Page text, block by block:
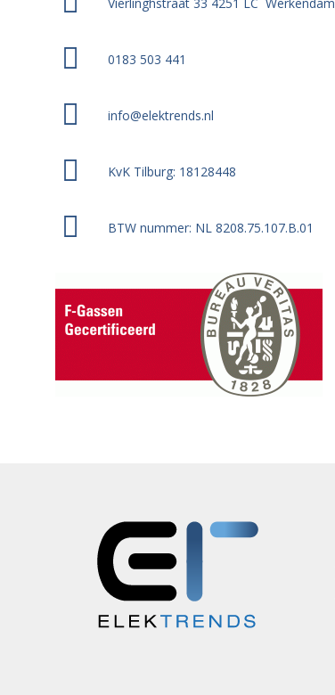
0183 503 441
info@elektrends.nl
KvK Tilburg: 18128448
BTW nummer: NL 8208.75.107.B.01